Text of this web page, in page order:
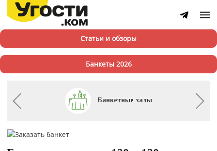
Статьи и обзоры
Банкеты 2026
Банкетные залы